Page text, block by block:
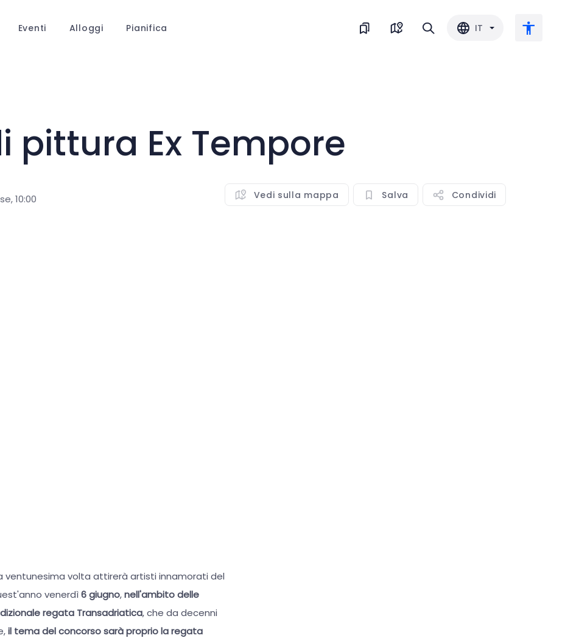
Eventi Alloggi Pianifica IT
pittura Ex Tempore
10:00 Vedi sulla mappa Salva Condividi
ventunesima volta attirerà artisti innamorati del
venerdì6 giugno,nell'ambito delle
regata Transadriatica, che da decenni
il tema del concorso sarà proprio la regata